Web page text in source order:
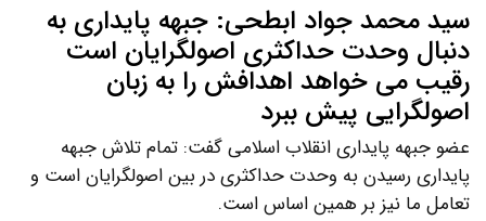
سید محمد جواد ابطحی: جبهه پایداری به
دنبال وحدت حداکثری اصولگرایان است
رقیب می خواهد اهدافش را به زبان
اصولگرایی پیش ببرد
عضو جبهه پایداری انقلاب اسلامی گفت: تمام تلاش جبهه
پایداری رسیدن به وحدت حداکثری در بین اصولگرایان است و
تعامل ما نیز بر همین اساس است.